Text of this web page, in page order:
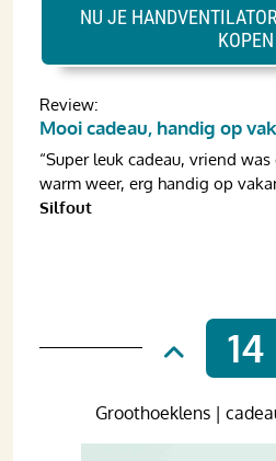
Review:
Mooi cadeau, handig op
“Super leuk cadeau, vriend
warm weer, erg handig op
Silfout
NU JE
KOPEN
14
Groothoeklens |